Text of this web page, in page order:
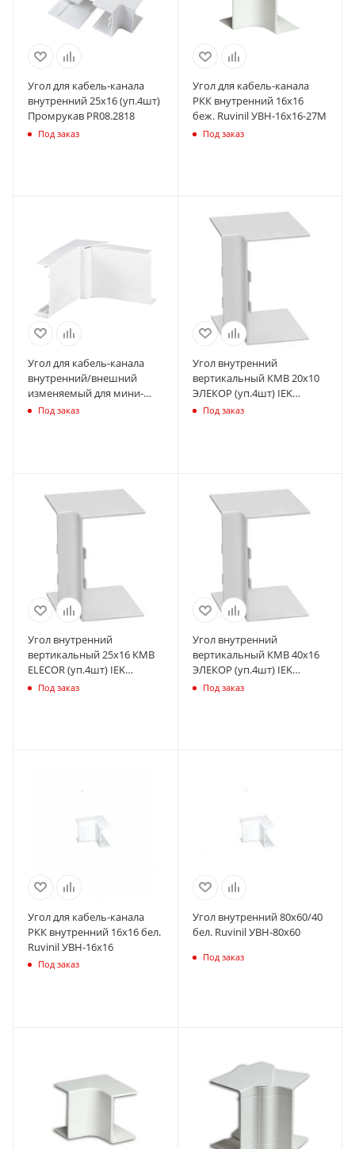
Угол для кабель-канала
внутренний 25х16 (уп.4шт)
Промрукав PR08.2818
Под заказ
Угол для кабель-канала
РКК внутренний 16х16
беж. Ruvinil УВН-16х16-27М
Под заказ
Угол для кабель-канала
внутренний/внешний
изменяемый для мини-
плинтусов DLPlus 40х20
Под заказ
Угол внутренний
вертикальный КМВ 20х10
ЭЛЕКОР (уп.4шт) IEK
CKMP10D-V-020-010-K01
Под заказ
Угол внутренний
вертикальный 25х16 КМВ
ELECOR (уп.4шт) IEK
CKMP10D-V-025-016-K01
Под заказ
Угол внутренний
вертикальный КМВ 40х16
ЭЛЕКОР (уп.4шт) IEK
CKMP10D-V-040-016-K01
Под заказ
Угол для кабель-канала
РКК внутренний 16х16 бел.
Ruvinil УВН-16х16
Под заказ
Угол внутренний 80х60/40
бел. Ruvinil УВН-80х60
Под заказ